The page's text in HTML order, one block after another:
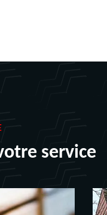
service